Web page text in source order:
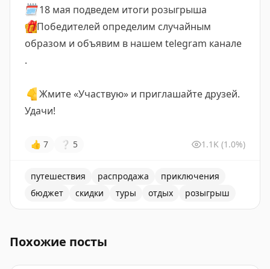
🗓18 мая подведем итоги розыгрыша
🎁Победителей определим случайным
образом и объявим в нашем telegram канале
.
👇Жмите «Участвую» и приглашайте друзей.
Удачи!
👍 7 ❔ 5 1.1K (1.0%)
путешествия распродажа
приключения
бюджет
скидки туры отдых розыгрыш
Похожие посты